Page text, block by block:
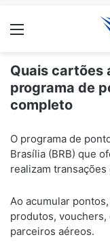
Menu
Quais cartões
programa de
completo
O programa de
Brasília (BRB) que
realizam
Ao acumular
produtos,
parceiros aéreos.